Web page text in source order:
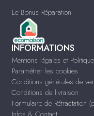
Le Bonus Réparation
INFORMATIONS
Mentions légales et
Paramétrer les cookies
Conditions générales de
Conditions de livraison
Formulaire de Rétractation
Infos & Contact